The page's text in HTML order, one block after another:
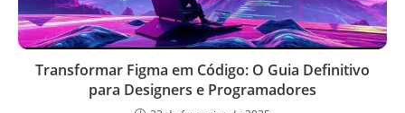
Transformar Figma em Código: O Guia Definitivo
para Designers e Programadores